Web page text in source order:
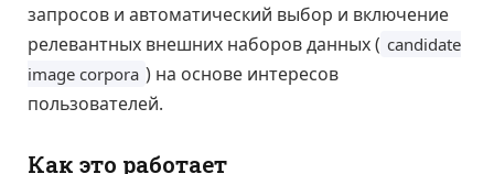
запросов и автоматический выбор и включение
релевантных внешних наборов данных ( candidate
image corpora ) на основе интересов
пользователей.
Как это работает